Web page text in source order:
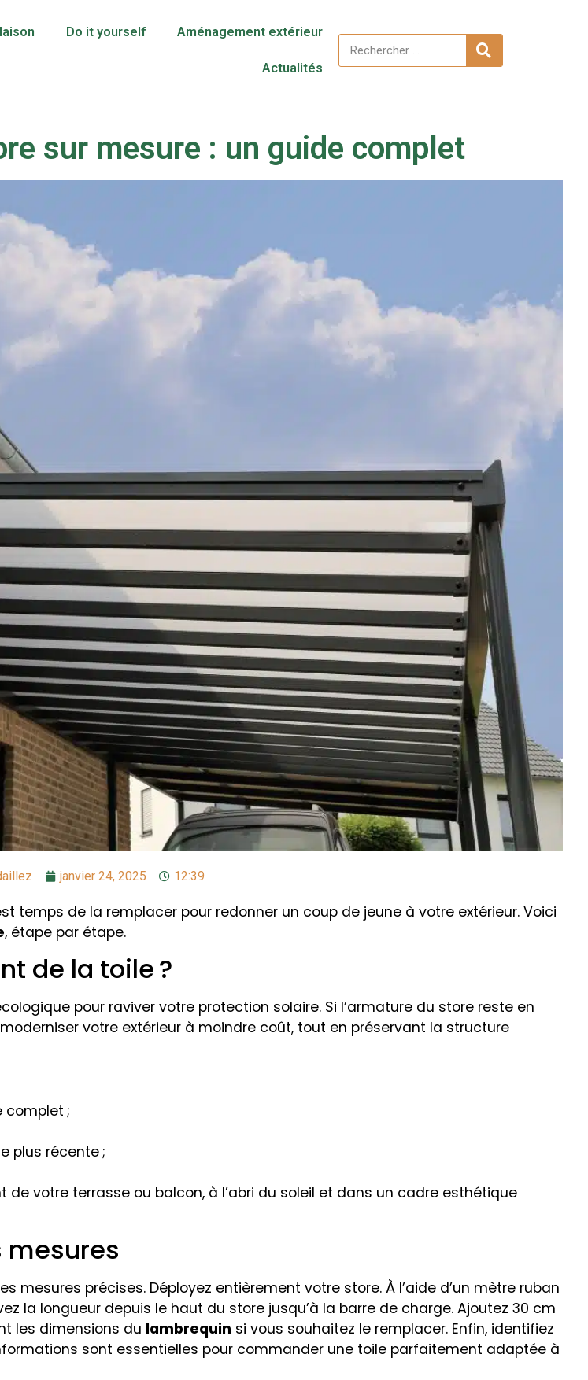
Do it yourself Aménagement extérieur
Actualités
sur mesure : un guide complet
janvier 24, 2025 12:39
temps de la remplacer pour redonner un coup de jeune à votre extérieur. Voici
, étape par étape.
de la toile ?
pour raviver votre protection solaire. Si l’armature du store reste en
votre extérieur à moindre coût, tout en préservant la structure
complet ;
plus récente ;
de votre terrasse ou balcon, à l’abri du soleil et dans un cadre esthétique
mesures
mesures précises. Déployez entièrement votre store. À l’aide d’un mètre ruban
la longueur depuis le haut du store jusqu’à la barre de charge. Ajoutez 30 cm
les dimensions du lambrequin si vous souhaitez le remplacer. Enfin, identifiez
sont essentielles pour commander une toile parfaitement adaptée à